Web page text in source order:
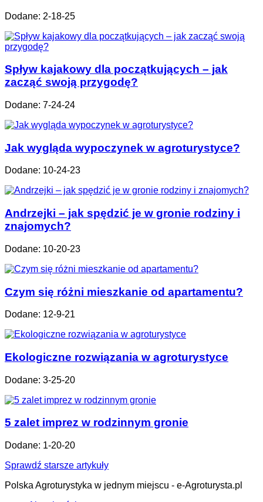
Dodane: 2-18-25
Spływ kajakowy dla początkujących – jak
zacząć swoją przygodę?
Dodane: 7-24-24
Jak wygląda wypoczynek w agroturystyce?
Dodane: 10-24-23
Andrzejki – jak spędzić je w gronie rodziny i
znajomych?
Dodane: 10-20-23
Czym się różni mieszkanie od apartamentu?
Dodane: 12-9-21
Ekologiczne rozwiązania w agroturystyce
Dodane: 3-25-20
5 zalet imprez w rodzinnym gronie
Dodane: 1-20-20
Sprawdź starsze artykuły
Polska Agroturystyka w jednym miejscu - e-Agroturysta.pl